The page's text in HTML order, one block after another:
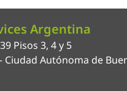
Argentina
Pisos 3, 4 y 5
Ciudad Autónoma de